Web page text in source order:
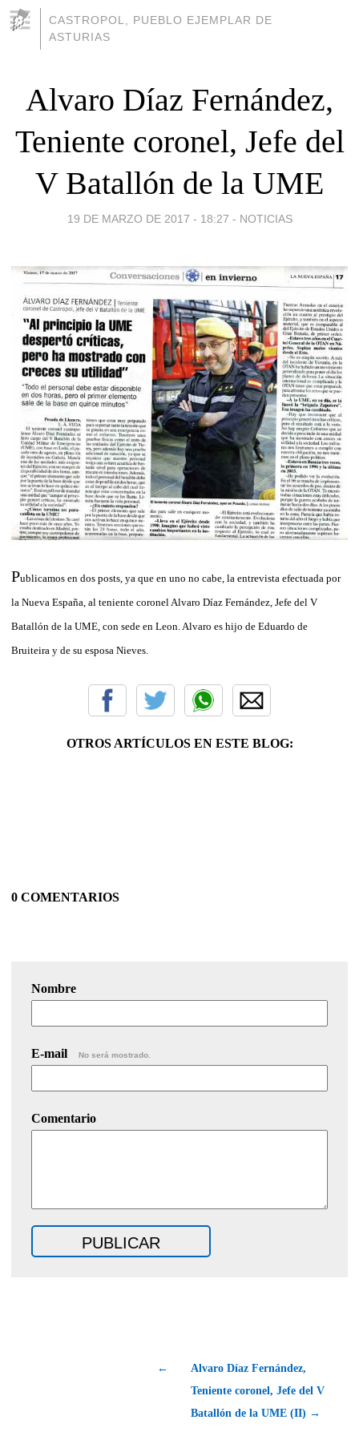
CASTROPOL, PUEBLO EJEMPLAR DE
ASTURIAS
Alvaro Díaz Fernández,
Teniente coronel, Jefe del
V Batallón de la UME
19 DE MARZO DE 2017 - 18:27 - NOTICIAS
Publicamos en dos posts, ya que en uno no cabe, la entrevista efectuada por
la Nueva España, al teniente coronel Alvaro Díaz Fernández, Jefe del V
Batallón de la UME, con sede en Leon. Alvaro es hijo de Eduardo de
Bruiteira y de su esposa Nieves.
OTROS ARTÍCULOS EN ESTE BLOG:
0 COMENTARIOS
Nombre
E-mail No será mostrado.
Comentario
←
Alvaro Díaz Fernández,
Teniente coronel, Jefe del V
Batallón de la UME (II) →